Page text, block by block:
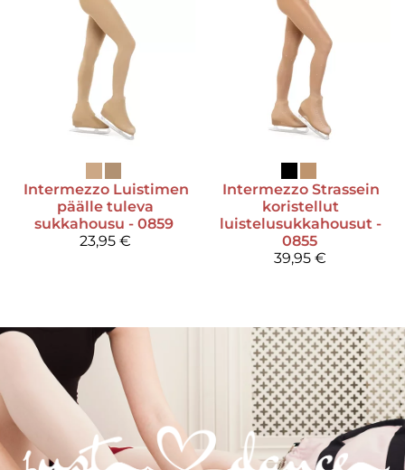
Intermezzo Luistimen
päälle tuleva
sukkahousu - 0859
23,95 €
Intermezzo Strassein
koristellut
luistelusukkahousut -
0855
39,95 €